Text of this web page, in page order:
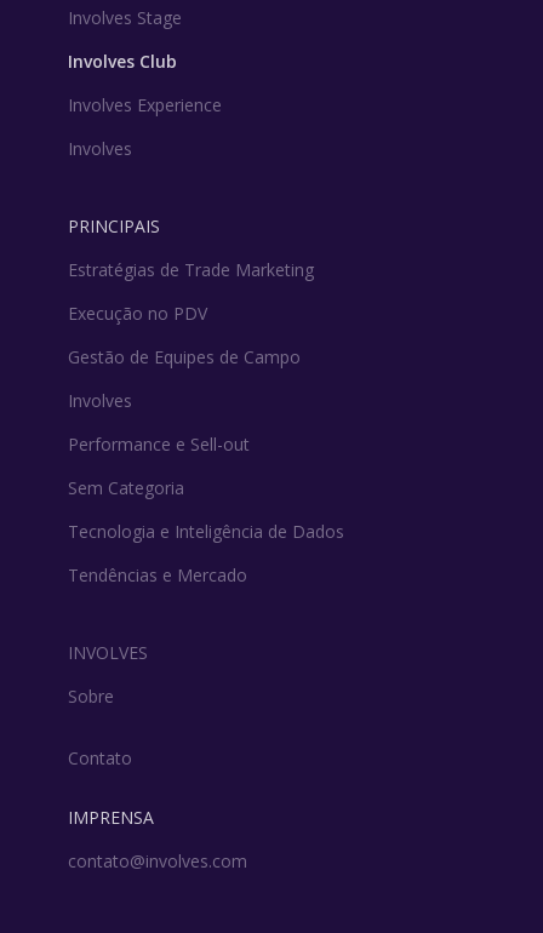
Involves Stage
Involves Club
Involves Experience
Involves
PRINCIPAIS
Estratégias de Trade Marketing
Execução no PDV
Gestão de Equipes de Campo
Involves
Performance e Sell-out
Sem Categoria
Tecnologia e Inteligência de Dados
Tendências e Mercado
INVOLVES
Sobre
Contato
IMPRENSA
contato@involves.com